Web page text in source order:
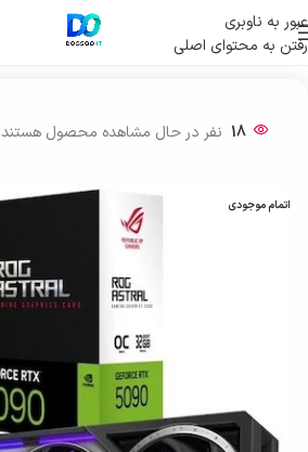
عبور به ناوبری
رفتن به محتوای اصلی
خانه/ قطعات کامپیوتر
18 نفر در حال مشاهده محصول هستند
اتمام موجودی